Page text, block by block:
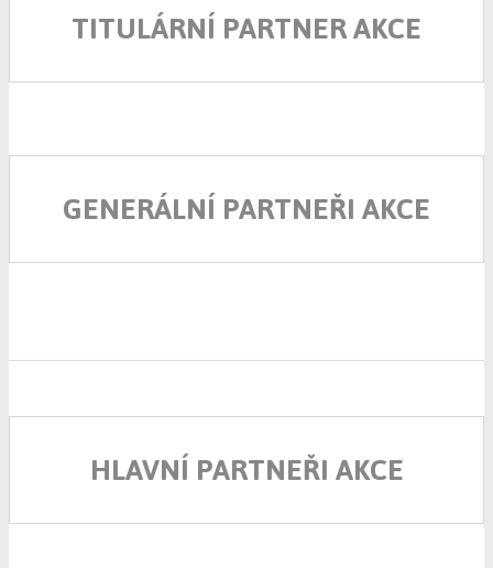
TITULÁRNÍ PARTNER AKCE
GENERÁLNÍ PARTNEŘI AKCE
HLAVNÍ PARTNEŘI AKCE